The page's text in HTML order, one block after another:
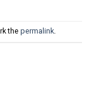
the permalink.